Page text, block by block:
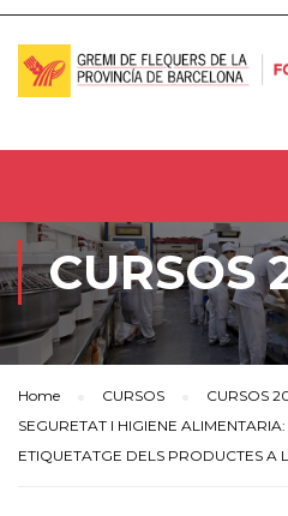
CURSOS
Home CURSOS
CURSOS
SEGURETAT I HIGIENE
ETIQUETATGE DELS PRODUCTES A